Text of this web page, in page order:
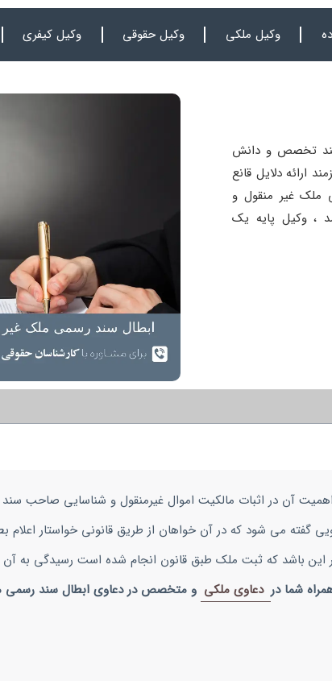
وکیل ملکی وکیل حقوقی وکیل کیفری
تخصص و دانش
ارائه دلایل قانع
غیر منقول و
، وکیل پایه یک
آن در اثبات مالکیت اموال غیرمنقول و شناسایی صاحب سند
می شود که در آن خواهان از طریق قانونی خواستار اعلام
این باشد که ثبت ملک طبق قانون انجام شده است رسیدگی به آن
شما در دعاوی ملکی و متخصص در دعاوی ابطال سند رسمی